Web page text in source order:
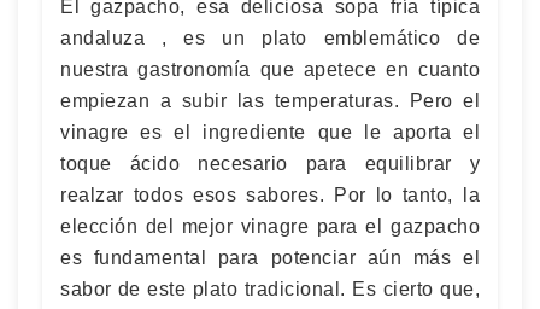
El gazpacho, esa deliciosa sopa fría típica
andaluza , es un plato emblemático de
nuestra gastronomía que apetece en cuanto
empiezan a subir las temperaturas. Pero el
vinagre es el ingrediente que le aporta el
toque ácido necesario para equilibrar y
realzar todos esos sabores. Por lo tanto, la
elección del mejor vinagre para el gazpacho
es fundamental para potenciar aún más el
sabor de este plato tradicional. Es cierto que,